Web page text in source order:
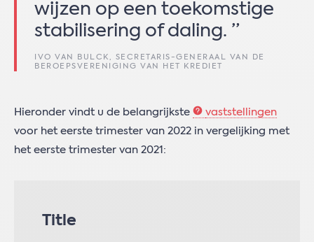
wijzen op een toekomstige
stabilisering of daling. ”
IVO VAN BULCK, SECRETARIS-GENERAAL VAN DE
BEROEPSVERENIGING VAN HET KREDIET
Hieronder vindt u de belangrijkste
vaststellingen
voor het eerste trimester van 2022 in vergelijking met
het eerste trimester van 2021:
Title